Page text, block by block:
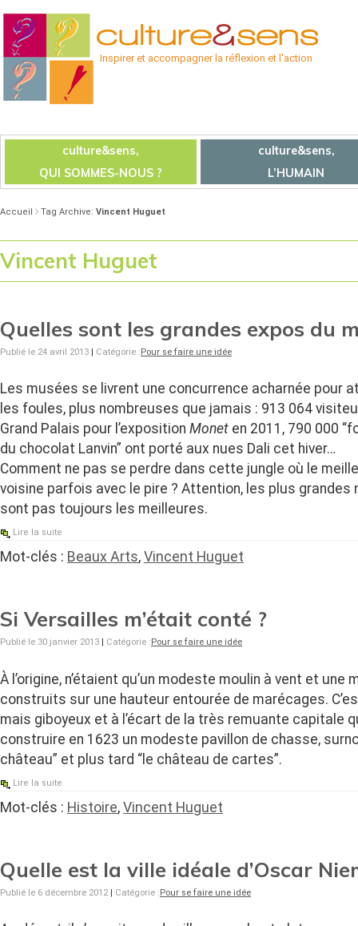
Inspirer et accompagner la réflexion et l'action
culture&sens,
QUI SOMMES-NOUS ?
culture&sens,
L’HUMAIN
Accueil Tag Archive: Vincent Huguet
Vincent Huguet
Quelles sont les grandes expos du
Publié le 24 avril 2013 | Catégorie :Pour se faire une idée
Les musées se livrent une concurrence acharnée pour
les foules, plus nombreuses que jamais : 913 064
Grand Palais pour l’exposition Monet en 2011, 790 000
du chocolat Lanvin” ont porté aux nues Dali cet hiver…
Comment ne pas se perdre dans cette jungle où le
voisine parfois avec le pire ? Attention, les plus grandes
sont pas toujours les meilleures.
Lire la suite
Mot-clés : Beaux Arts,Vincent Huguet
Si Versailles m’était conté ?
Publié le 30 janvier 2013 Catégorie : Pour se faire une idée
À l’origine, n’étaient qu’un modeste moulin à vent et une
construits sur une hauteur entourée de marécages.
mais giboyeux et à l’écart de la très remuante capitale
construire en 1623 un modeste pavillon de chasse,
château” et plus tard “le château de cartes”.
Lire la suite
Mot-clés : Histoire,Vincent Huguet
Quelle est la ville idéale d’Oscar
Publié le 6 décembre 2012| Catégorie :Pour se faire une idée